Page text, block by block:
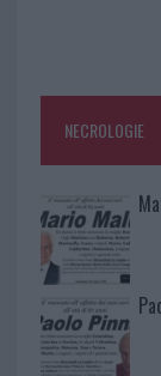
NECROLOGIE